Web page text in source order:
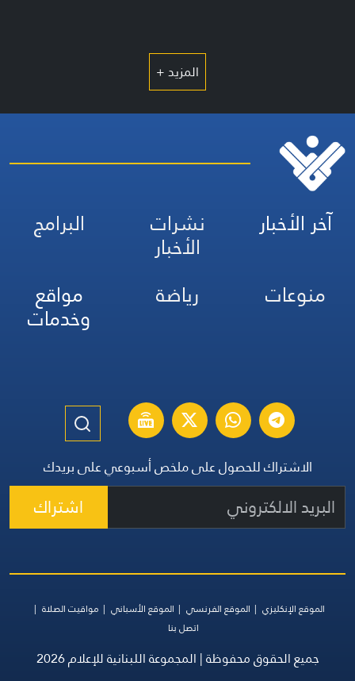
المزيد +
آخر الأخبار نشرات
الأخبار
البرامج
منوعات
رياضة مواقع
وخدمات
الاشتراك للحصول على ملخص أسبوعي على بريدك
اشتراك
الموقع الإنكليزي الموقع الفرنسي الموقع الأسباني
مواقيت الصلاة
اتصل بنا
جميع الحقوق محفوظة | المجموعة اللبنانية للإعلام 2026